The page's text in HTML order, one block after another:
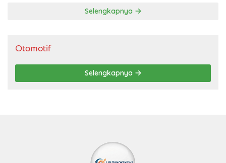
Selengkapnya
Otomotif
Selengkapnya